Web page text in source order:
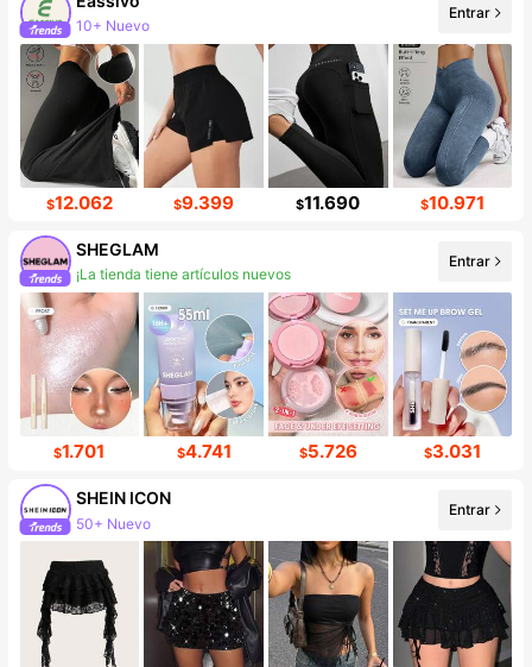
10+ Nuevo
Entrar
$12.062 $9.399 $11.690 $10.971
SHEGLAM
¡La tienda tiene artículos nuevos
Entrar
$1.701 $4.741 $5.726 $3.031
SHEIN ICON
50+ Nuevo
Entrar